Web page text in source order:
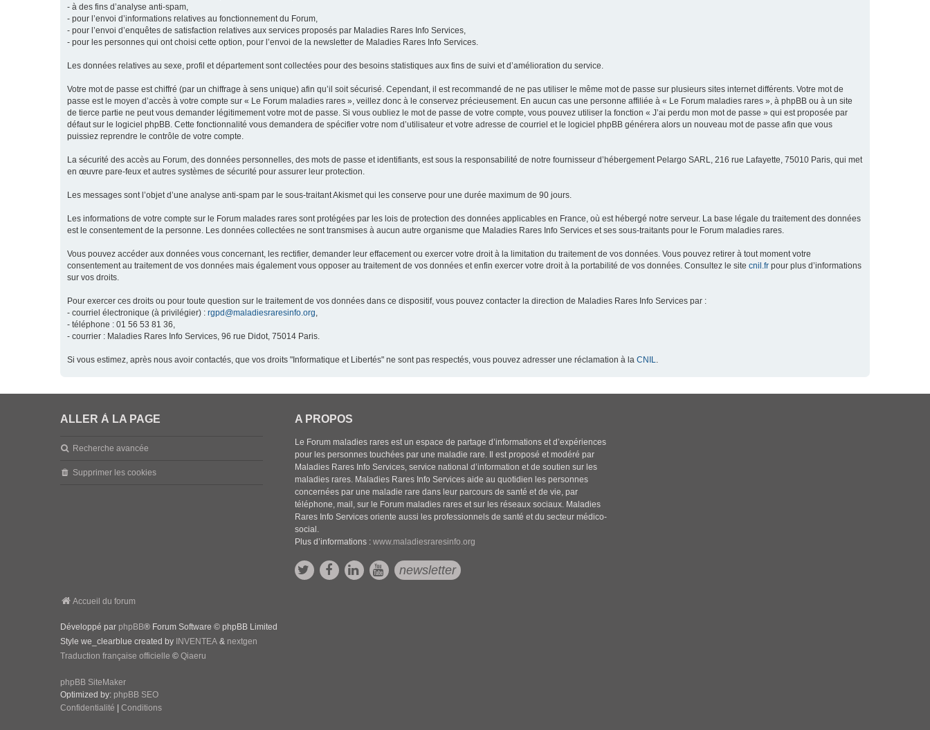
- à des fins d’analyse anti-spam,
- pour l’envoi d’informations relatives au fonctionnement du Forum,
- pour l’envoi d’enquêtes de satisfaction relatives aux services proposés par Maladies Rares Info Services,
- pour les personnes qui ont choisi cette option, pour l’envoi de la newsletter de Maladies Rares Info Services.
Les données relatives au sexe, profil et département sont collectées pour des besoins statistiques aux fins de suivi et d’amélioration du service.
Votre mot de passe est chiffré (par un chiffrage à sens unique) afin qu’il soit sécurisé. Cependant, il est recommandé de ne pas utiliser le même mot de passe sur plusieurs sites internet différents. Votre mot de
passe est le moyen d’accès à votre compte sur « Le Forum maladies rares », veillez donc à le conservez précieusement. En aucun cas une personne affiliée à « Le Forum maladies rares », à phpBB ou à un site
de tierce partie ne peut vous demander légitimement votre mot de passe. Si vous oubliez le mot de passe de votre compte, vous pouvez utiliser la fonction « J’ai perdu mon mot de passe » qui est proposée par
défaut sur le logiciel phpBB. Cette fonctionnalité vous demandera de spécifier votre nom d’utilisateur et votre adresse de courriel et le logiciel phpBB générera alors un nouveau mot de passe afin que vous
puissiez reprendre le contrôle de votre compte.
La sécurité des accès au Forum, des données personnelles, des mots de passe et identifiants, est sous la responsabilité de notre fournisseur d’hébergement Pelargo SARL, 216 rue Lafayette, 75010 Paris, qui met
en œuvre pare-feux et autres systèmes de sécurité pour assurer leur protection.
Les messages sont l’objet d’une analyse anti-spam par le sous-traitant Akismet qui les conserve pour une durée maximum de 90 jours.
Les informations de votre compte sur le Forum malades rares sont protégées par les lois de protection des données applicables en France, où est hébergé notre serveur. La base légale du traitement des données
est le consentement de la personne. Les données collectées ne sont transmises à aucun autre organisme que Maladies Rares Info Services et ses sous-traitants pour le Forum maladies rares.
Vous pouvez accéder aux données vous concernant, les rectifier, demander leur effacement ou exercer votre droit à la limitation du traitement de vos données. Vous pouvez retirer à tout moment votre
consentement au traitement de vos données mais également vous opposer au traitement de vos données et enfin exercer votre droit à la portabilité de vos données. Consultez le site cnil.fr pour plus d’informations
sur vos droits.
Pour exercer ces droits ou pour toute question sur le traitement de vos données dans ce dispositif, vous pouvez contacter la direction de Maladies Rares Info Services par :
- courriel électronique (à privilégier) : rgpd@maladiesraresinfo.org,
- téléphone : 01 56 53 81 36,
- courrier : Maladies Rares Info Services, 96 rue Didot, 75014 Paris.
Si vous estimez, après nous avoir contactés, que vos droits "Informatique et Libertés" ne sont pas respectés, vous pouvez adresser une réclamation à la CNIL.
ALLER À LA PAGE
Recherche avancée
Supprimer les cookies
A PROPOS
Le Forum maladies rares est un espace de partage d’informations et d’expériences
pour les personnes touchées par une maladie rare. Il est proposé et modéré par
Maladies Rares Info Services, service national d’information et de soutien sur les
maladies rares. Maladies Rares Info Services aide au quotidien les personnes
concernées par une maladie rare dans leur parcours de santé et de vie, par
téléphone, mail, sur le Forum maladies rares et sur les réseaux sociaux. Maladies
Rares Info Services oriente aussi les professionnels de santé et du secteur médico-
social.
Plus d’informations :www.maladiesraresinfo.org
newsletter
Accueil du forum
Développé par phpBB® Forum Software © phpBB Limited
Style we_clearblue created by INVENTEA & nextgen
Traduction française officielle © Qiaeru
phpBB SiteMaker
Optimized by: phpBB SEO
Confidentialité
Conditions